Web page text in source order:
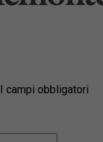
I campi obbligatori